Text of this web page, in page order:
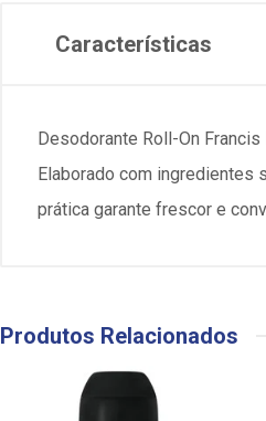
Características
Desodorante Roll-On
Elaborado com ingredientes
prática garante frescor e
Produtos Relacionados